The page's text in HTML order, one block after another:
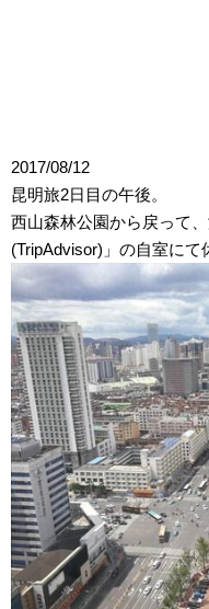
2017/08/12
昆明旅2日目の午後。
西山森林公園から戻って
(TripAdvisor)」の自室にて